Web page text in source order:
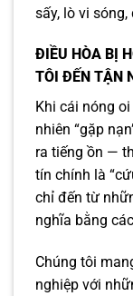
sấy, lò vi
ĐIỀU HÒA BỊ
TÔI ĐẾN TẬN
Khi cái nóng
nhiên “gặp
ra tiếng ồn —
tín chính là
chỉ đến từ
nghĩa bằng
Chúng tôi
nghiệp với